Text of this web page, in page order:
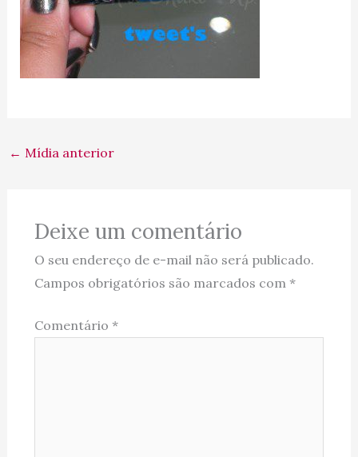
← Mídia anterior
Deixe um comentário
O seu endereço de e-mail não será publicado.
Campos obrigatórios são marcados com *
Comentário *